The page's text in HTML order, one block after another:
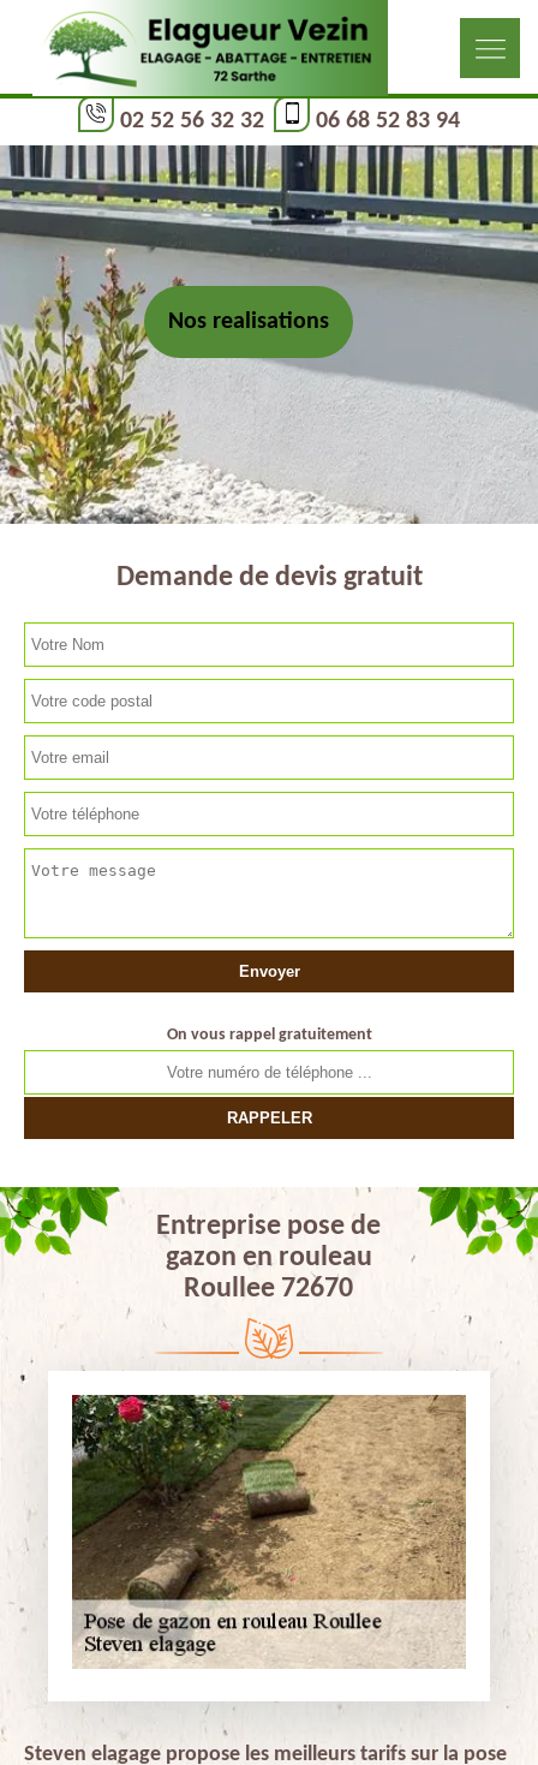
02 52 56 32 32 06 68 52 83 94
Nos realisations
Demande de devis gratuit
On vous rappel gratuitement
Entreprise pose de
gazon en rouleau
Roullee 72670
Steven elagage propose les meilleurs tarifs sur la pose